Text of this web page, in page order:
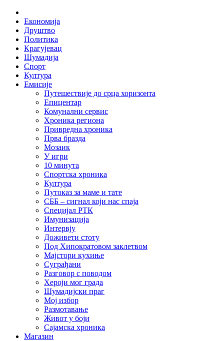
Skip
content
Економија
Друштво
Политика
Крагујевац
Шумадија
Спорт
Култура
Емисије
Путешествије до срца хоризонта
Епицентар
Комунални сервис
Хроника региона
Привредна хроника
Прва бразда
Мозаик
У игри
10 минута
Спортска хроника
Култура
Путоказ за маме и тате
СББ – сигнал који нас спаја
Специјал РТК
Имунизација
Интервју
Доживети стоту
Под Хипократовом заклетвом
Мајстори кухиње
Суграђани
Разговор с поводом
Хероји мог града
Шумадијски праг
Мој избор
Размотавање
Живот у боји
Сајамска хроника
Магазин